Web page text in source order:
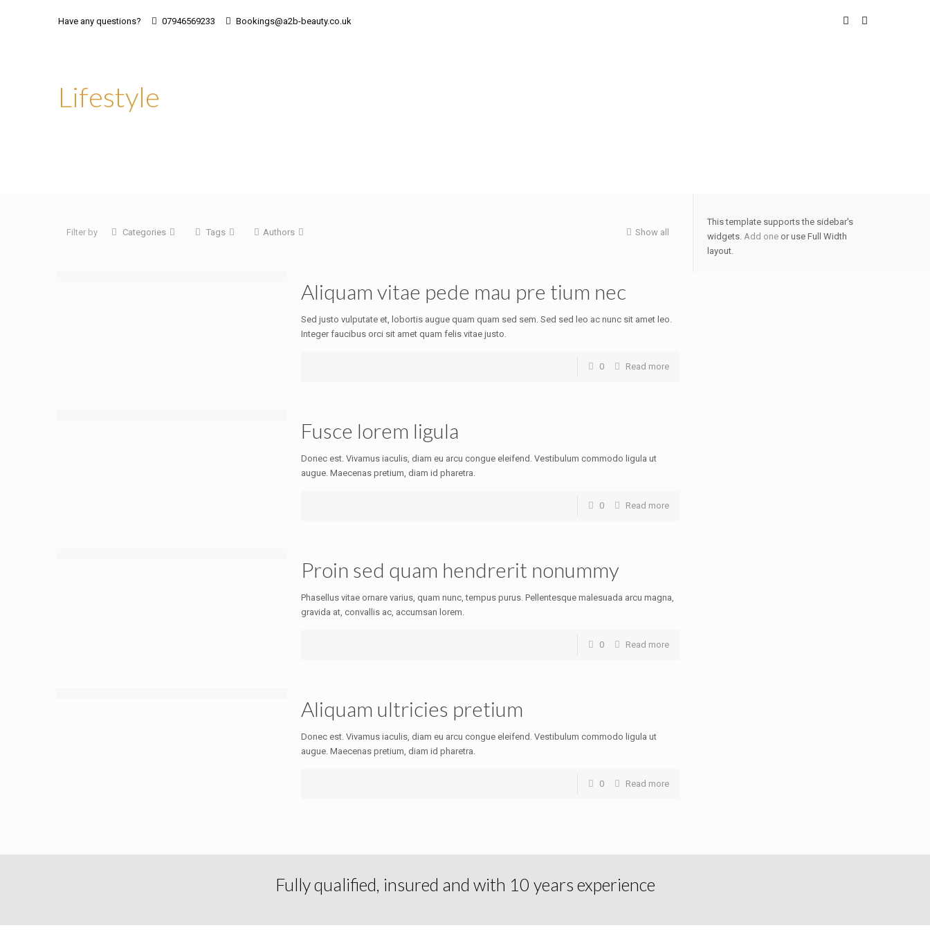
Have any questions? 07946569233 Bookings@a2b-beauty.co.uk
Lifestyle
Filter by Categories Tags Authors Show all
Aliquam vitae pede mau pre tium nec
Sed justo vulputate et, lobortis augue quam quam sed sem. Sed sed leo ac nunc sit amet leo.
Integer faucibus orci sit amet quam felis vitae justo.
0 Read more
Fusce lorem ligula
Donec est. Vivamus iaculis, diam eu arcu congue eleifend. Vestibulum commodo ligula ut
augue. Maecenas pretium, diam id pharetra.
0 Read more
Proin sed quam hendrerit nonummy
Phasellus vitae ornare varius, quam nunc, tempus purus. Pellentesque malesuada arcu magna,
gravida at, convallis ac, accumsan lorem.
0 Read more
Aliquam ultricies pretium
Donec est. Vivamus iaculis, diam eu arcu congue eleifend. Vestibulum commodo ligula ut
augue. Maecenas pretium, diam id pharetra.
0 Read more
This template supports the sidebar's
widgets.Add one or use Full Width
layout.
Fully qualified, insured and with 10 years experience